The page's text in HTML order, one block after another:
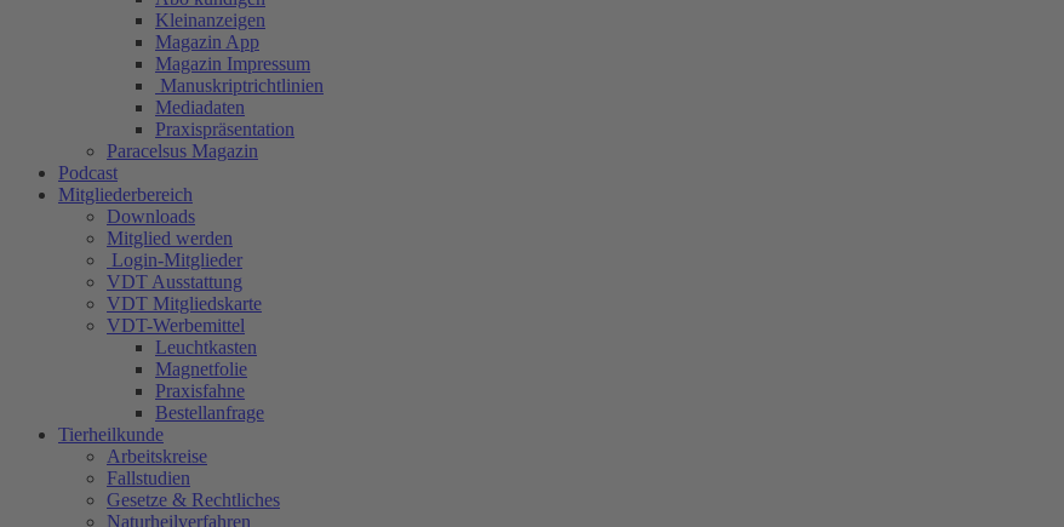
Kleinanzeigen
Magazin App
Magazin Impressum
Manuskriptrichtlinien
Mediadaten
Praxispräsentation
Paracelsus Magazin
Podcast
Mitgliederbereich
Downloads
Mitglied werden
Login-Mitglieder
VDT Ausstattung
VDT Mitgliedskarte
VDT-Werbemittel
Leuchtkasten
Magnetfolie
Praxisfahne
Bestellanfrage
Tierheilkunde
Arbeitskreise
Fallstudien
Gesetze & Rechtliches
Naturheilverfahren